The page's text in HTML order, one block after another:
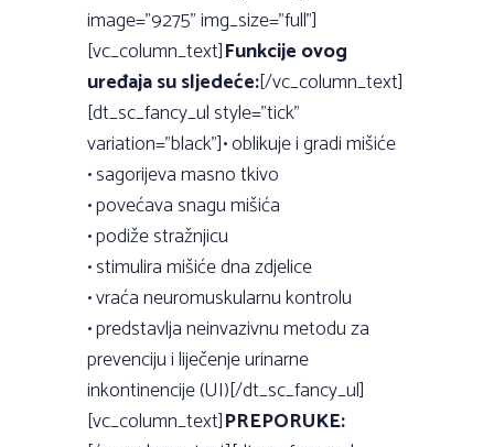
image=”9275” img_size=”full”]
[vc_column_text]Funkcije ovog
uređaja su sljedeće:[/vc_column_text]
[dt_sc_fancy_ul style=”tick”
variation=”black”]• oblikuje i gradi mišiće
• sagorijeva masno tkivo
• povećava snagu mišića
• podiže stražnjicu
• stimulira mišiće dna zdjelice
• vraća neuromuskularnu kontrolu
• predstavlja neinvazivnu metodu za
prevenciju i liječenje urinarne
inkontinencije (UI)[/dt_sc_fancy_ul]
[vc_column_text]PREPORUKE: